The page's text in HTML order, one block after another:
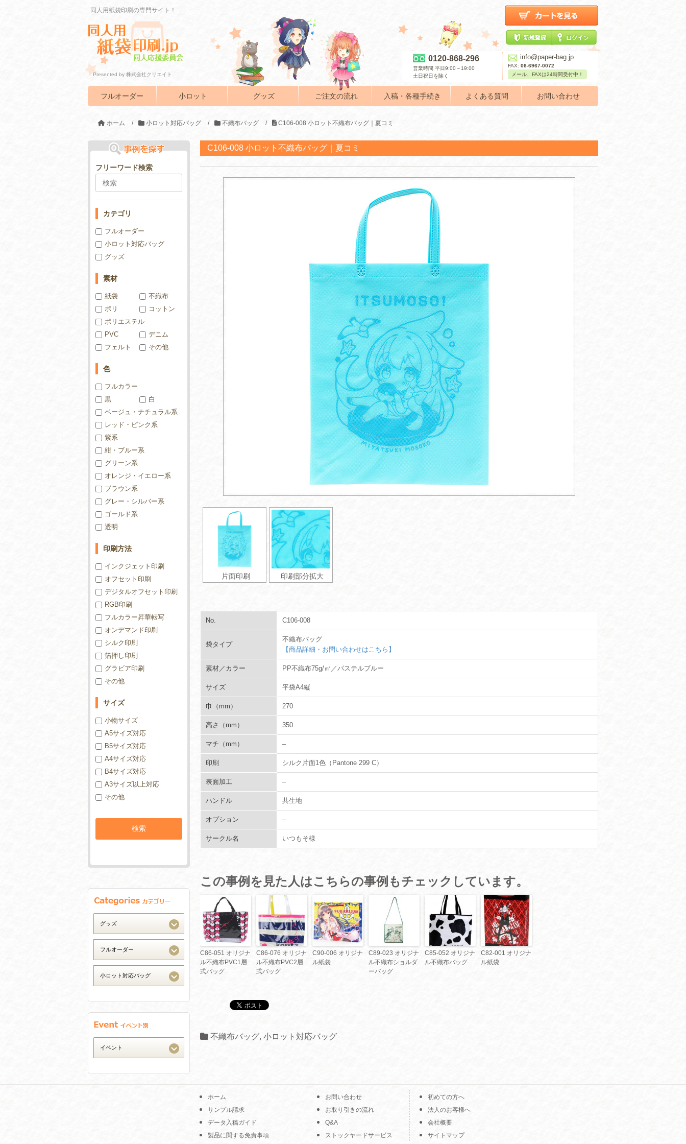
同人用紙袋印刷の専門サイト！
Presented by 株式会社クリエイト
0120-868-296
営業時間 平日9:00～19:00
土日祝日を除く
info@paper-bag.jp
FAX: 06-6967-0072
メール、FAXは24時間受付中！
フルオーダー 小ロット グッズ ご注文の流れ 入稿・各種手続き よくある質問 お問い合わせ
ホーム / 小ロット対応バッグ / 不織布バッグ / C106-008 小ロット不織布バッグ｜夏コミ
C106-008 小ロット不織布バッグ｜夏コミ
片面印刷 印刷部分拡大
No. C106-008
袋タイプ
不織布バッグ
【商品詳細・お問い合わせはこちら】
素材／カラー PP不織布75g/㎡／パステルブルー
サイズ 平袋A4縦
巾（mm） 270
高さ（mm） 350
マチ（mm） –
印刷 シルク片面1色（Pantone 299 C）
表面加工 –
ハンドル 共生地
オプション –
サークル名 いつもそ様
この事例を見た人はこちらの事例もチェックしています。
C86-051 オリジナ
ル不織布PVC1層
式バッグ
C86-076 オリジナ
ル不織布PVC2層
式バッグ
C90-006 オリジナ
ル紙袋
C89-023 オリジナ
ル不織布ショルダ
ーバッグ
C85-052 オリジナ
ル不織布バッグ
C82-001 オリジナ
ル紙袋
不織布バッグ, 小ロット対応バッグ
フリーワード検索
カテゴリ
フルオーダー
小ロット対応バッグ
グッズ
素材
紙袋
不織布
ポリ
コットン
ポリエステル
PVC
デニム
フェルト
その他
色
フルカラー
黒
白
ベージュ・ナチュラル系
レッド・ピンク系
紫系
紺・ブルー系
グリーン系
オレンジ・イエロー系
ブラウン系
グレー・シルバー系
ゴールド系
透明
印刷方法
インクジェット印刷
オフセット印刷
デジタルオフセット印刷
RGB印刷
フルカラー昇華転写
オンデマンド印刷
シルク印刷
箔押し印刷
グラビア印刷
その他
サイズ
小物サイズ
A5サイズ対応
B5サイズ対応
A4サイズ対応
B4サイズ対応
A3サイズ以上対応
その他
ホーム
サンプル請求
データ入稿ガイド
製品に関する免責事項
お問い合わせ
お取り引きの流れ
Q&A
ストックヤードサービス
初めての方へ
法人のお客様へ
会社概要
サイトマップ